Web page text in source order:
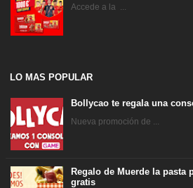
Accede a la ...
LO MAS POPULAR
Bollycao te regala una
Nueva promoción de ...
Regalo de Muerde la pasta
gratis